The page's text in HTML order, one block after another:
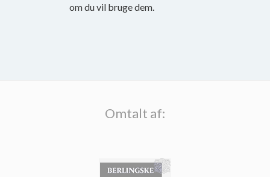
om du vil bruge dem.
Omtalt af: